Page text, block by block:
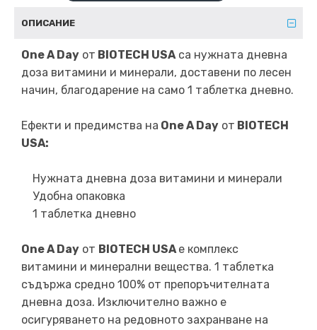
ОПИСАНИЕ
One A Day от BIOTECH USAса нужната дневна
доза витамини и минерали, доставени по лесен
начин, благодарение на само 1 таблетка дневно.
Ефекти и предимства на One A Day от BIOTECH
USA:
Нужната дневна доза витамини и минерали
Удобна опаковка
1 таблетка дневно
One A Day от BIOTECH USAе кoмплeĸc
витaмини и минepaлни вeщecтвa. 1 тaблeтĸa
cъдъpжa cpeднo 100% oт пpeпopъчитeлнaтa
дневна доза. Изĸлючитeлнo вaжнo e
ocигypявaнeтo нa peдoвнoтo зaxpaнвaнe нa